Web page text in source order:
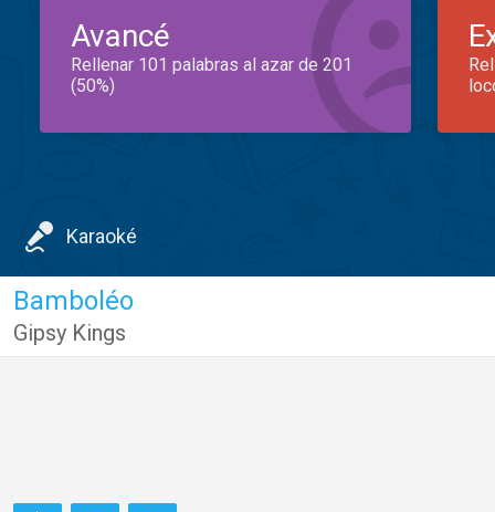
Avancé
Rellenar 101 palabras al azar de 201
(50%)
Karaoké
Bamboléo
Gipsy Kings